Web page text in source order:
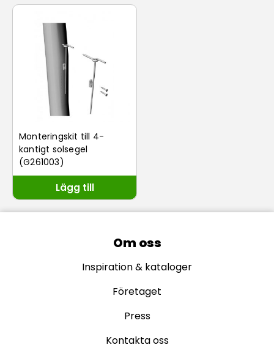
Monteringskit till 4-
kantigt solsegel
(G261003)
Lägg till
Om oss
Inspiration & kataloger
Företaget
Press
Kontakta oss